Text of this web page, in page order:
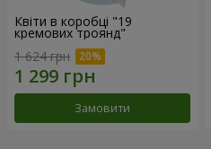
Квіти в коробці "19
кремових троянд"
1 624 грн
Замовити